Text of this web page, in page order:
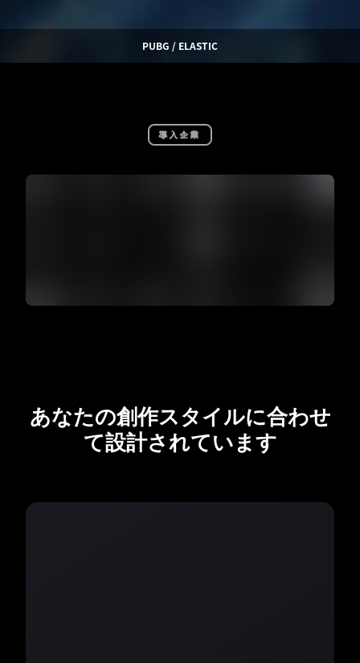
PUBG / ELASTIC
導入企業
あなたの創作スタイルに合わせ
て設計されています